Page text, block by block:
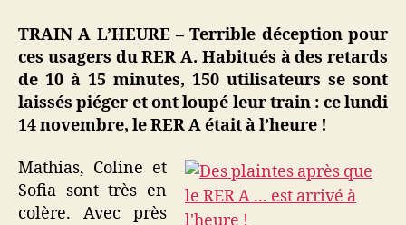
150
utilisateurs
du
RER
A
:
train
était
arrivé
TRAIN A L’HEURE – Terrible déception pour
ces usagers du RER A. Habitués à des retards
de 10 à 15 minutes, 150 utilisateurs se sont
laissés piéger et ont loupé leur train : ce lundi
14 novembre, le RER A était à l’heure !
Mathias, Coline et
Sofia sont très en
colère. Avec près